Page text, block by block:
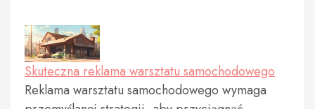
Skuteczna reklama warsztatu samochodowego
Reklama warsztatu samochodowego wymaga